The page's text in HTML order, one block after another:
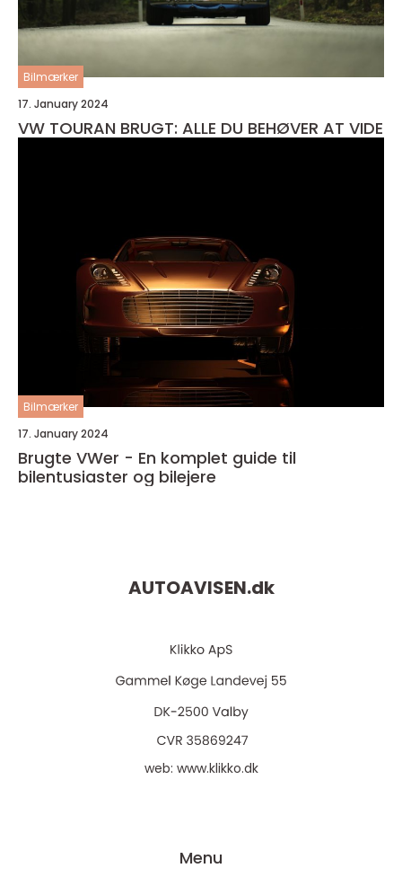
Bilmærker
17. January 2024
VW TOURAN BRUGT: ALLE DU BEHØVER AT VIDE
Bilmærker
17. January 2024
Brugte VWer - En komplet guide til
bilentusiaster og bilejere
AUTOAVISEN.dk
web: www.klikko.dk
Menu